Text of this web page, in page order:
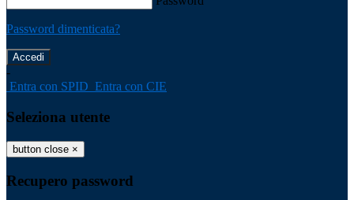
Password dimenticata?
-
Entra con SPID Entra con CIE
Seleziona utente
button close ×
Recupero password